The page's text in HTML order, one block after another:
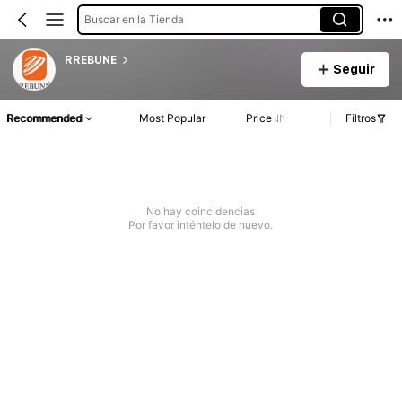
Buscar en la Tienda
RREBUNE
Seguir
Recommended Most Popular Price Filtros
No hay coincidencias
Por favor inténtelo de nuevo.